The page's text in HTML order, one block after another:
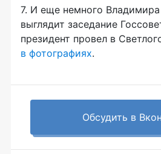
7. И еще немного
выглядит заседание
президент провел в
в фотографиях.
Обсудить в